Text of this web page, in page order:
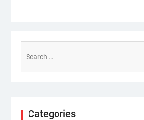
for:
Categories